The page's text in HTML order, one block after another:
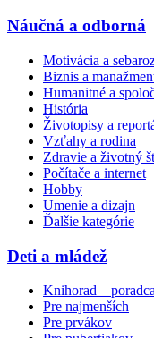
Náučná a odborná
Motivácia a
Biznis a
Humanitné a
História
Životopisy a
Vzťahy a rodina
Zdravie a životný
Počítače a internet
Hobby
Umenie a dizajn
Ďalšie kategórie
Deti a mládež
Knihorad –
Pre najmenších
Pre prvákov